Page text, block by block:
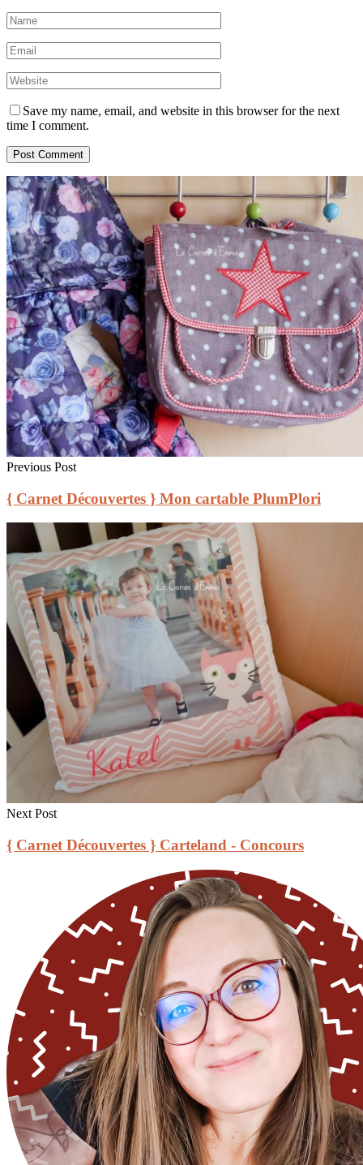
Save my name, email, and website in this browser for the next
time I comment.
Previous Post
{ Carnet Découvertes } Mon cartable PlumPlori
Next Post
{ Carnet Découvertes } Carteland - Concours